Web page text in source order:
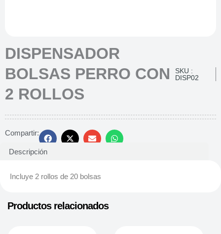
DISPENSADOR
BOLSAS PERRO CON
2 ROLLOS
SKU :
DISP02
Compartir:
Descripción
Incluye 2 rollos de 20 bolsas
Productos relacionados